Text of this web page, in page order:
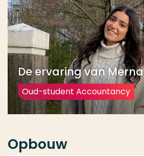
De ervaring van Merna
Oud-student Accountancy
Opbouw